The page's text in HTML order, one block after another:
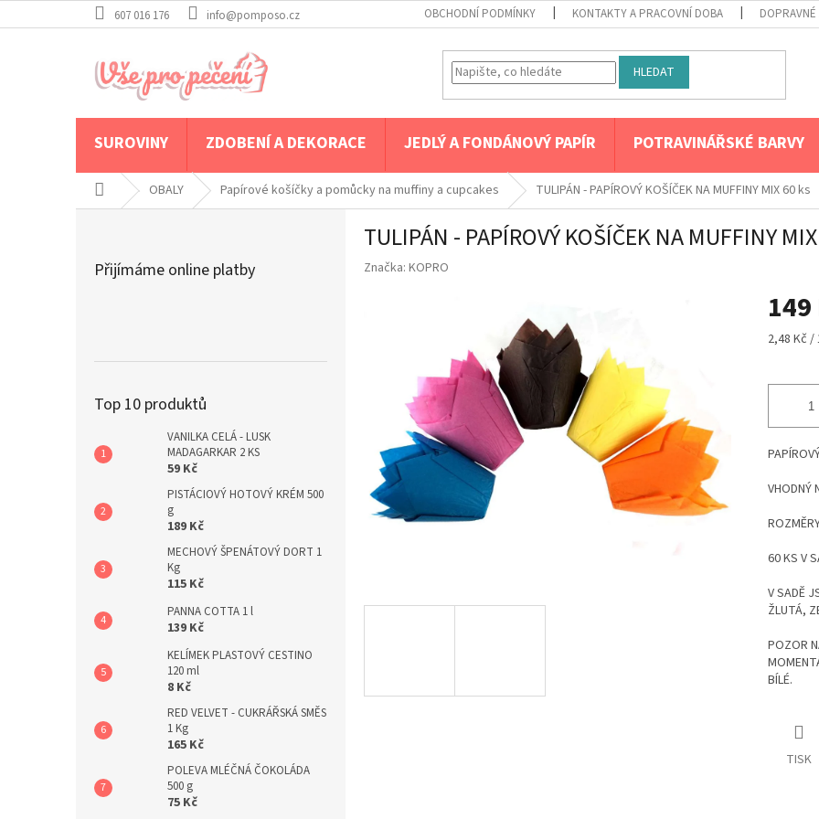
na
607 016 176 info@pomposo.cz OBCHODNÍ PODMÍNKY KONTAKTY A PRACOVNÍ DOBA DOPRAVNÉ
HLEDAT
SUROVINY ZDOBENÍ A DEKORACE JEDLÝ A FONDÁNOVÝ PAPÍR POTRAVINÁŘSKÉ BARVY
Domů OBALY Papírové košíčky a pomůcky na muffiny a cupcakes TULIPÁN - PAPÍROVÝ KOŠÍČEK NA MUFFINY MIX 60 ks
Přijímáme online platby
Top 10 produktů
VANILKA CELÁ - LUSK
MADAGARKAR 2 KS
59 Kč
PISTÁCIOVÝ HOTOVÝ KRÉM 500
g
189 Kč
MECHOVÝ ŠPENÁTOVÝ DORT 1
Kg
115 Kč
PANNA COTTA 1 l
139 Kč
KELÍMEK PLASTOVÝ CESTINO
120 ml
8 Kč
RED VELVET - CUKRÁŘSKÁ SMĚS
1 Kg
165 Kč
POLEVA MLÉČNÁ ČOKOLÁDA
500 g
75 Kč
TULIPÁN - PAPÍROVÝ KOŠÍČEK NA MUFFINY
Značka: KOPRO
149
Měrná
2,48 Kč /
VHODNÝ
60 KS V
V SADĚ
ŽLUTÁ,
POZOR
BÍLÉ.
TISK